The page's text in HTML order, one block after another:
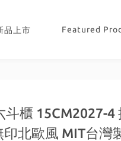
品上市 Featured
櫃 15CM2027-4
北歐風 MIT台灣